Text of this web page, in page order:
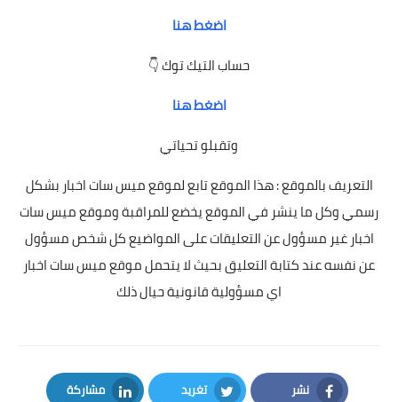
اضغط هنا
حساب التيك توك 👇
اضغط هنا
وتقبلو تحياتي
التعريف بالموقع : هذا الموقع تابع لموقع ميس سات اخبار بشكل
رسمي وكل ما ينشر في الموقع يخضع للمراقبة وموقع ميس سات
اخبار غير مسؤول عن التعليقات على المواضيع كل شخص مسؤول
عن نفسه عند كتابة التعليق بحيث لا يتحمل موقع ميس سات اخبار
اي مسؤولية قانونية حيال ذلك
نشر تغريد مشاركة